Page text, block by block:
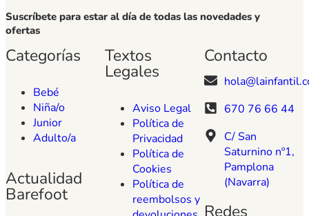
Suscríbete para estar al día de todas las novedades y
ofertas
Categorías
Bebé
Niña/o
Junior
Adulto/a
Actualidad
Barefoot
Textos
Legales
Aviso Legal
Política de
Privacidad
Política de
Cookies
Política de
reembolsos y
Contacto
670 76 66 44
C/ San
Saturnino nº1,
Pamplona
(Navarra)
Redes